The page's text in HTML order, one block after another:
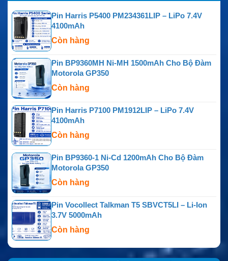
Pin Harris P5400 PM234361LIP – LiPo 7.4V
4100mAh
Còn hàng
Pin BP9360MH Ni-MH 1500mAh Cho Bộ Đàm
Motorola GP350
Còn hàng
Pin Harris P7100 PM1912LIP – LiPo 7.4V
4100mAh
Còn hàng
Pin BP9360-1 Ni-Cd 1200mAh Cho Bộ Đàm
Motorola GP350
Còn hàng
Pin Vocollect Talkman T5 SBVCT5LI – Li-Ion
3.7V 5000mAh
Còn hàng